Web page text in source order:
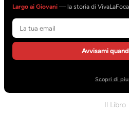
Largo ai Giovani — la storia di
Avvisami
Scopri di
Il Libro